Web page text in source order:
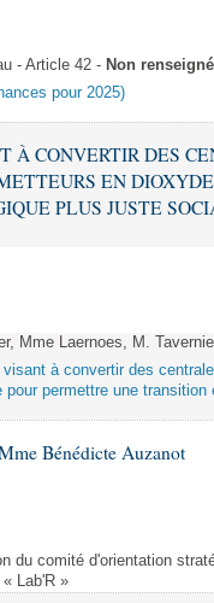
- Article 42 - Non renseigné
pour 2025)
À CONVERTIR DES
EN
PLUS JUSTE
Mme Laernoes, M.
à convertir des
permettre une
Bénédicte Auzanot
du comité d'orientation
Lab'R »